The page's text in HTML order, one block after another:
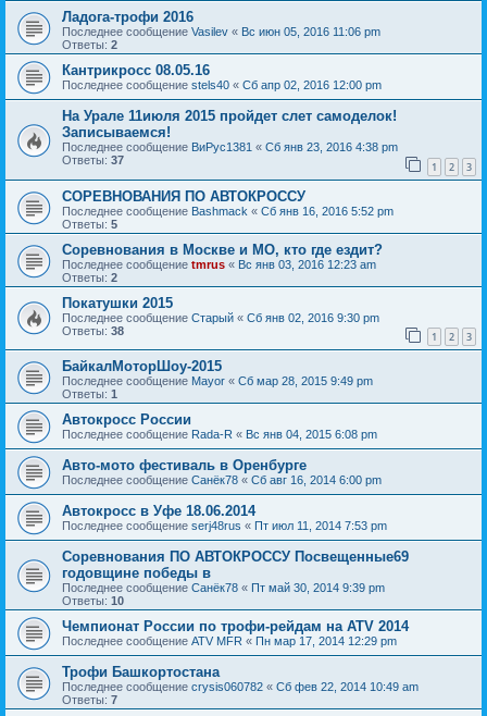
Ладога-трофи 2016
Последнее сообщение Vasilev « Вс июн 05, 2016 11:06 pm
Ответы: 2
Кантрикросс 08.05.16
Последнее сообщение stels40 « Сб апр 02, 2016 12:00 pm
На Урале 11июля 2015 пройдет слет самоделок!
Записываемся!
Последнее сообщение ВиРус1381 « Сб янв 23, 2016 4:38 pm
Ответы: 37 1 2 3
СОРЕВНОВАНИЯ ПО АВТОКРОССУ
Последнее сообщение Bashmack « Сб янв 16, 2016 5:52 pm
Ответы: 5
Соревнования в Москве и МО, кто где ездит?
Последнее сообщение tmrus « Вс янв 03, 2016 12:23 am
Ответы: 2
Покатушки 2015
Последнее сообщение Старый « Сб янв 02, 2016 9:30 pm
Ответы: 38 1 2 3
БайкалМоторШоу-2015
Последнее сообщение Mayor « Сб мар 28, 2015 9:49 pm
Ответы: 1
Автокросс России
Последнее сообщение Rada-R « Вс янв 04, 2015 6:08 pm
Авто-мото фестиваль в Оренбурге
Последнее сообщение Санёк78 « Сб авг 16, 2014 6:00 pm
Автокросс в Уфе 18.06.2014
Последнее сообщение serj48rus « Пт июл 11, 2014 7:53 pm
Соревнования ПО АВТОКРОССУ Посвещенные69
годовщине победы в
Последнее сообщение Санёк78 « Пт май 30, 2014 9:39 pm
Ответы: 10
Чемпионат России по трофи-рейдам на ATV 2014
Последнее сообщение ATV MFR « Пн мар 17, 2014 12:29 pm
Трофи Башкортостана
Последнее сообщение crysis060782 « Сб фев 22, 2014 10:49 am
Ответы: 7